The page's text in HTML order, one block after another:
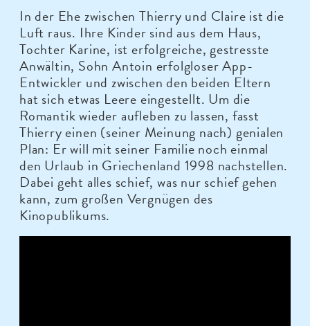
In der Ehe zwischen Thierry und Claire ist die
Luft raus. Ihre Kinder sind aus dem Haus,
Tochter Karine, ist erfolgreiche, gestresste
Anwältin, Sohn Antoin erfolgloser App-
Entwickler und zwischen den beiden Eltern
hat sich etwas Leere eingestellt. Um die
Romantik wieder aufleben zu lassen, fasst
Thierry einen (seiner Meinung nach) genialen
Plan: Er will mit seiner Familie noch einmal
den Urlaub in Griechenland 1998 nachstellen.
Dabei geht alles schief, was nur schief gehen
kann, zum großen Vergnügen des
Kinopublikums.